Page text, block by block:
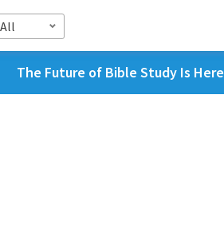
All
The Future of Bible Study Is Here